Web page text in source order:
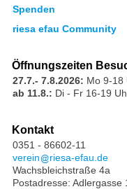
Spenden
riesa efau Community
Öffnungszeiten
27.7.- 7.8.2026: Mo 9-18
ab 11.8.: Di - Fr 16-19
Kontakt
0351 - 86602-11
verein
riesa-efau.de
Wachsbleichstraße 4a
Postadresse: Adlergasse